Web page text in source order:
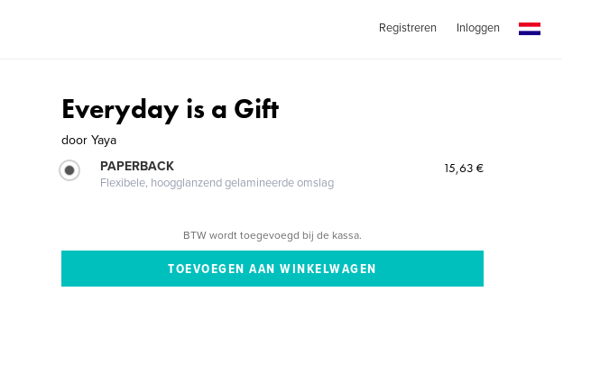
Registreren Inloggen
Everyday is a Gift
door Yaya
PAPERBACK
Flexibele, hoogglanzend gelamineerde omslag
15,63 €
BTW wordt toegevoegd bij de kassa.